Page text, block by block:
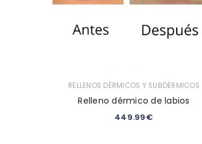
RELLENOS DÉRMICOS Y SUBDÉRMICOS
Relleno dérmico de labios
449.99€